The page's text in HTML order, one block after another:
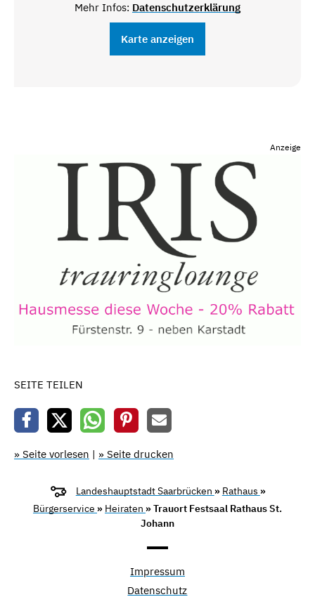
Mehr Infos: Datenschutzerklärung
Karte anzeigen
Anzeige
SEITE TEILEN
» Seite vorlesen | » Seite drucken
Landeshauptstadt Saarbrücken » Rathaus »
Bürgerservice » Heiraten » Trauort Festsaal Rathaus St.
Johann
Impressum
Datenschutz